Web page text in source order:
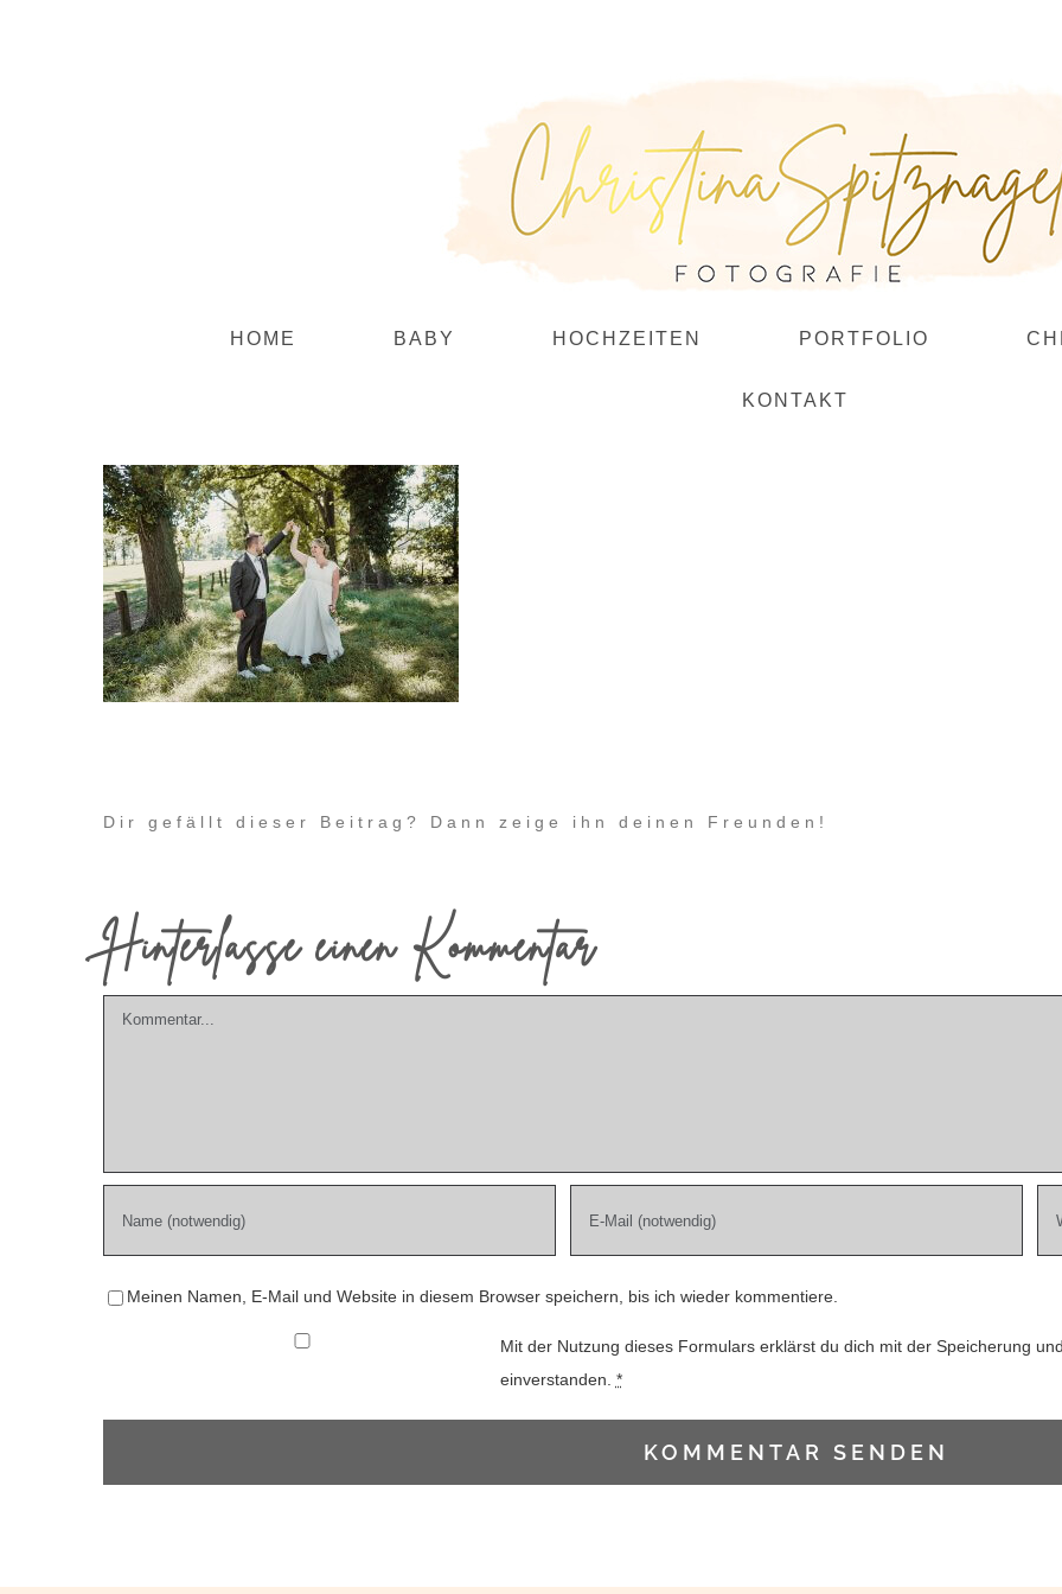
HOME BABY HOCHZEITEN PORTFOLIO
KONTAKT
Dir gefällt dieser Beitrag? Dann zeige ihn deinen Freunden!
Hinterlasse einen Kommentar
Kommentar
Meinen Namen, E-Mail und Website in diesem Browser speichern, bis ich wieder kommentiere.
Mit der Nutzung dieses Formulars erklärst du dich mit der Speicherung
einverstanden. *